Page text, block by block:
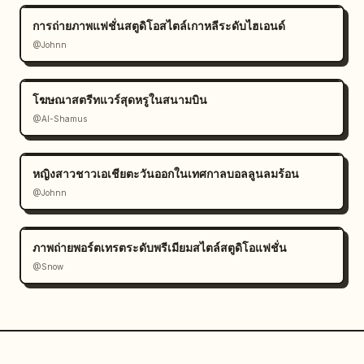
การถ่ายภาพแฟชั่นสตูดิโอสไตล์เกาหลีระดับไฮเอนด์
@Johnn
โฆษณาสตรีทแวร์สุดหรูในสนามบิน
@Al-Shamus
หญิงสาวชาวเอเชียตะวันออกในเทศกาลบอลลูนลมร้อน
@Johnn
ภาพถ่ายพอร์ตเทรตระดับพรีเมียมสไตล์สตูดิโอแฟชั่น
@Snow